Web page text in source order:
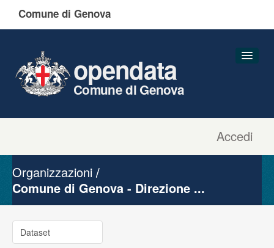
Comune di Genova
Accedi
opendata
Comune di Genova
Gruppi
Organizzazioni
Comune di Genova - Direzione ...
Dataset